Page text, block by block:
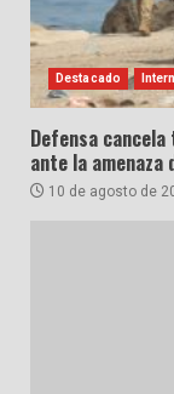
Destacado
Defensa
ante la
10 de agosto de